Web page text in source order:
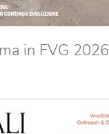
in FVG 2026